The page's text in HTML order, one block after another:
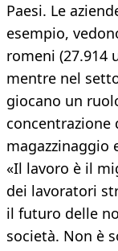
Paesi. Le
esempio,
romeni (27.914
mentre nel
giocano un
magazzinaggio
«Il lavoro è il
dei lavoratori
il futuro delle
società. Non è